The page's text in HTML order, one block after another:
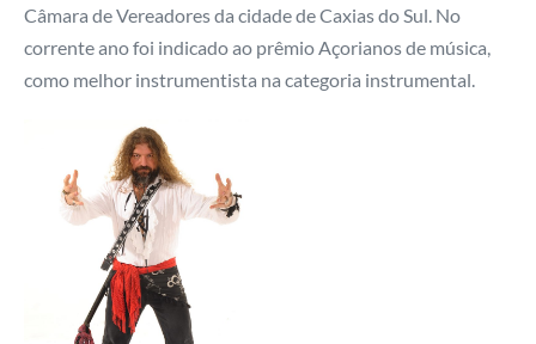
Câmara de Vereadores da cidade de Caxias do Sul. No
corrente ano foi indicado ao prêmio Açorianos de música,
como melhor instrumentista na categoria instrumental.